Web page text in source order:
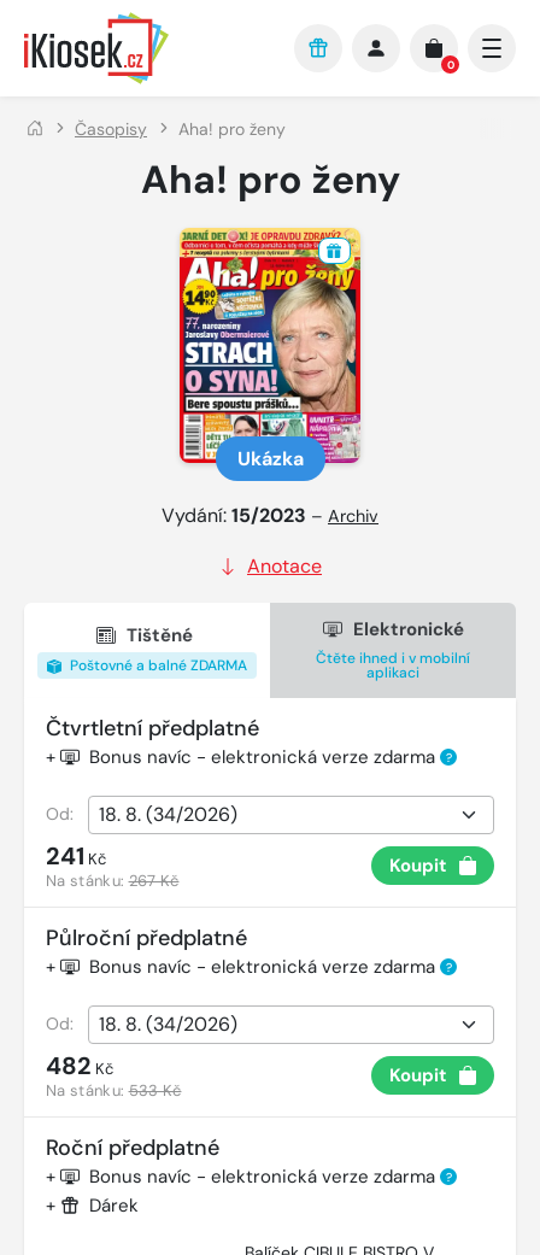
Přejít na hlavní obsah
0
Časopisy Aha! pro ženy
Aha! pro ženy
Ukázka
Vydání:15/2023 – Archiv
Anotace
Tištěné
Poštovné a balné ZDARMA
Elektronické
Čtěte ihned i v mobilní
aplikaci
Čtvrtletní předplatné
+ Bonus navíc - elektronická verze zdarma ?
Od:
241 Kč
Na stánku:267 Kč
Koupit
Půlroční předplatné
+ Bonus navíc - elektronická verze zdarma ?
Od:
482 Kč
Na stánku:533 Kč
Koupit
Roční předplatné
+ Bonus navíc - elektronická verze zdarma ?
+ Dárek